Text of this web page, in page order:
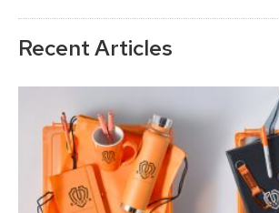
Recent Articles